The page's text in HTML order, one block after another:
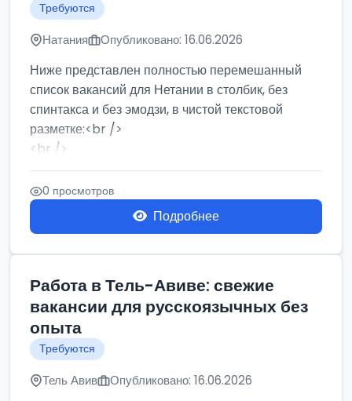
Требуются
Натания Опубликовано: 16.06.2026
Ниже представлен полностью перемешанный
список вакансий для Нетании в столбик, без
спинтакса и без эмодзи, в чистой текстовой
разметке:<br />
<br />
Работа в Нетании на мебельном производстве:
требу...
0 просмотров
Подробнее
Работа в Тель-Авиве: свежие
вакансии для русскоязычных без
опыта
Требуются
Тель Авив Опубликовано: 16.06.2026